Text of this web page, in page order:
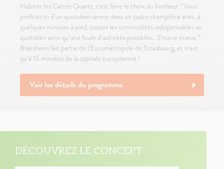
Habiter les Carrés Quartz, c’est faire le choix du bonheur ! Vous
profitez ici d’un quotidien serein dans un cadre champêtre avec, à
quelques minutes à pied, toutes les commodités indispensables au
quotidien ainsi qu’une foule d’activités possibles… Encore mieux ?
Blaesheim fait partie de l’Eurométropole de Strasbourg, et n’est
qu’à 15 minutes de la capitale européenne !
Voir les détails du programme
DÉCOUVREZ LE CONCEPT